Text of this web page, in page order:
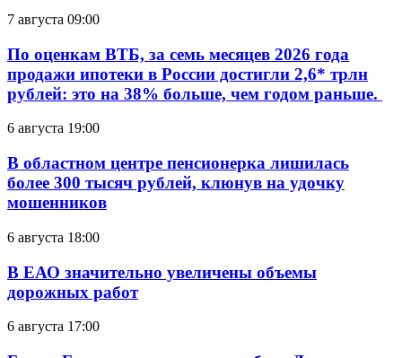
7 августа 09:00
По оценкам ВТБ, за семь месяцев 2026 года
продажи ипотеки в России достигли 2,6* трлн
рублей: это на 38% больше, чем годом раньше.
6 августа 19:00
В областном центре пенсионерка лишилась
более 300 тысяч рублей, клюнув на удочку
мошенников
6 августа 18:00
В ЕАО значительно увеличены объемы
дорожных работ
6 августа 17:00